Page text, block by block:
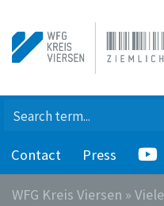
Contact Press
WFG Kreis Viersen »